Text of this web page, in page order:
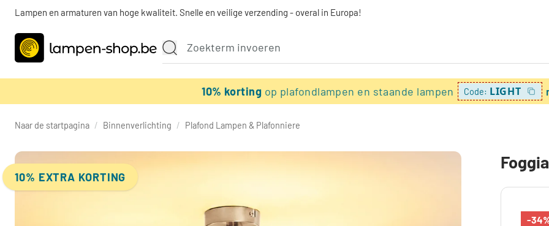
Lampen en armaturen van hoge kwaliteit. Snelle en veilige verzending - overal in Europa!
10% korting op plafondlampen en staande lampen Code: LIGHT
Naar de startpagina / Binnenverlichting / Plafond Lampen & Plafonniere
10% EXTRA KORTING
-